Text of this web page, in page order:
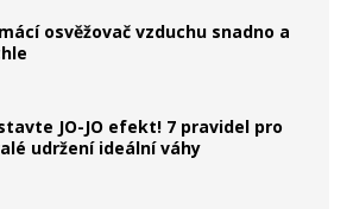
osvěžovač vzduchu snadno a
JO-JO efekt! 7 pravidel pro
udržení ideální váhy